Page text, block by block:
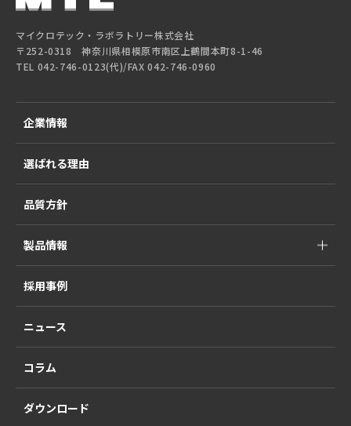
マイクロテック・ラボラトリー株式会社
〒252-0318 神奈川県相模原市南区上鶴間本町8-1-46
TEL 042-746-0123(代)/FAX 042-746-0960
企業情報
選ばれる理由
品質方針
製品情報
採用事例
ニュース
コラム
ダウンロード